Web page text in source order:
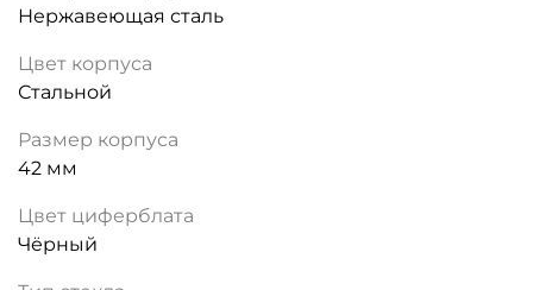
Нержавеющая сталь
Цвет корпуса
Стальной
Размер корпуса
42 мм
Цвет циферблата
Чёрный